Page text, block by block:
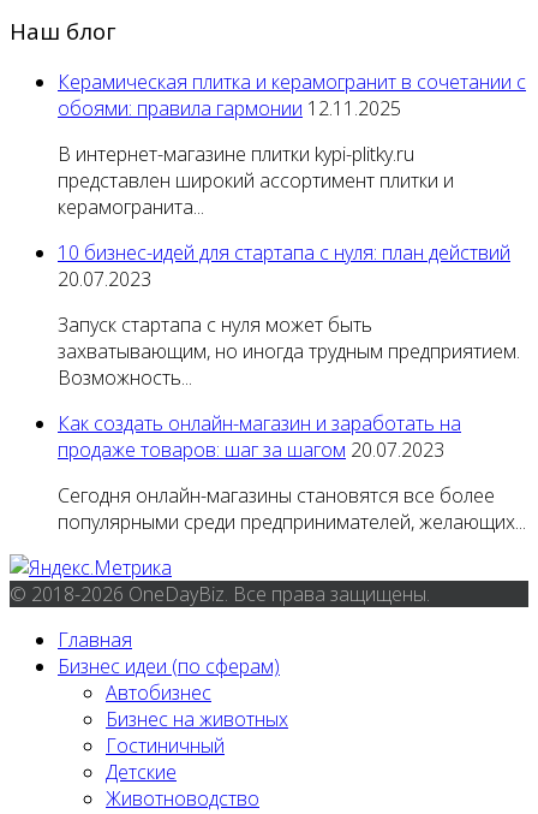
Наш блог
Керамическая плитка и керамогранит в сочетании с
обоями: правила гармонии 12.11.2025
В интернет-магазине плитки kypi-plitky.ru
представлен широкий ассортимент плитки и
керамогранита...
10 бизнес-идей для стартапа с нуля: план действий
20.07.2023
Запуск стартапа с нуля может быть
захватывающим, но иногда трудным предприятием.
Возможность...
Как создать онлайн-магазин и заработать на
продаже товаров: шаг за шагом 20.07.2023
Сегодня онлайн-магазины становятся все более
популярными среди предпринимателей, желающих...
© 2018-2026 OneDayBiz. Все права защищены.
Главная
Бизнес идеи (по сферам)
Автобизнес
Бизнес на животных
Гостиничный
Детские
Животноводство